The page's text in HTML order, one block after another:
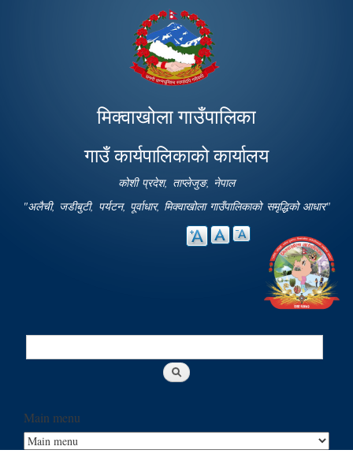
main
content
मिक्वाखोला गाउँपालिका
गाउँ कार्यपालिकाको कार्यालय
कोशी प्रदेश, ताप्लेजुङ, नेपाल
"अलैची, जडीबुटी, पर्यटन, पूर्वाधार, मिक्वाखोला गाउँपालिकाको समृद्धिको आधार"
Search
Main menu